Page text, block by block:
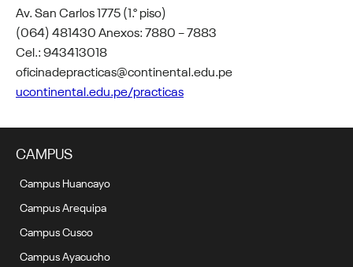
Av. San Carlos 1775 (1.° piso)
(064) 481430 Anexos: 7880 – 7883
Cel.: 943413018
oficinadepracticas@continental.edu.pe
ucontinental.edu.pe/practicas
CAMPUS
Campus Huancayo
Campus Arequipa
Campus Cusco
Campus Ayacucho